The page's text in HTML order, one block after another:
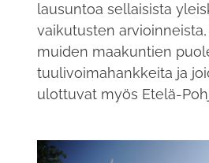
lausuntoa sellaisista
vaikutusten
muiden maakuntien
tuulivoimahankkeita ja
ulottuvat myös Etelä-